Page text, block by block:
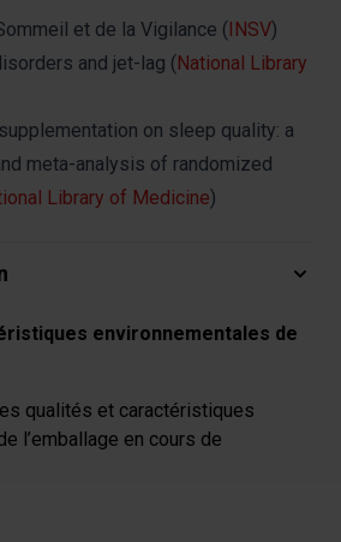
et de la Vigilance (INSV)
and jet-lag (National Library
on sleep quality: a
meta-analysis of randomized
Library of Medicine)
environnementales de
qualités et caractéristiques
l’emballage en cours de